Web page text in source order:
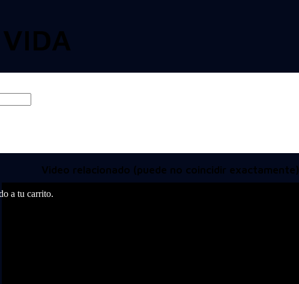
a tu carrito.
Video relacionado (puede no coincidir exactamente)